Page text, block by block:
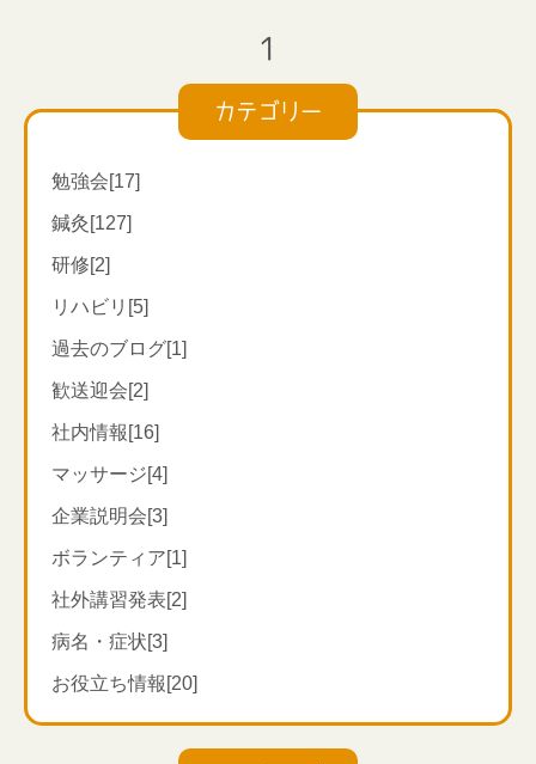
【ツボの場所】
このツボは瞳孔の下、だいたい小鼻のまっすぐ横に位
置し、
瞳の真下のくぼんでいる所から、指一本分（約
1cm）下がったところに位置します。
【名前の由来】
に、目の疾患に効果があることが名前の由来です。
1
カテゴリー
勉強会[17]
鍼灸[127]
研修[2]
リハビリ[5]
過去のブログ[1]
歓送迎会[2]
社内情報[16]
マッサージ[4]
企業説明会[3]
ボランティア[1]
社外講習発表[2]
病名・症状[3]
お役立ち情報[20]